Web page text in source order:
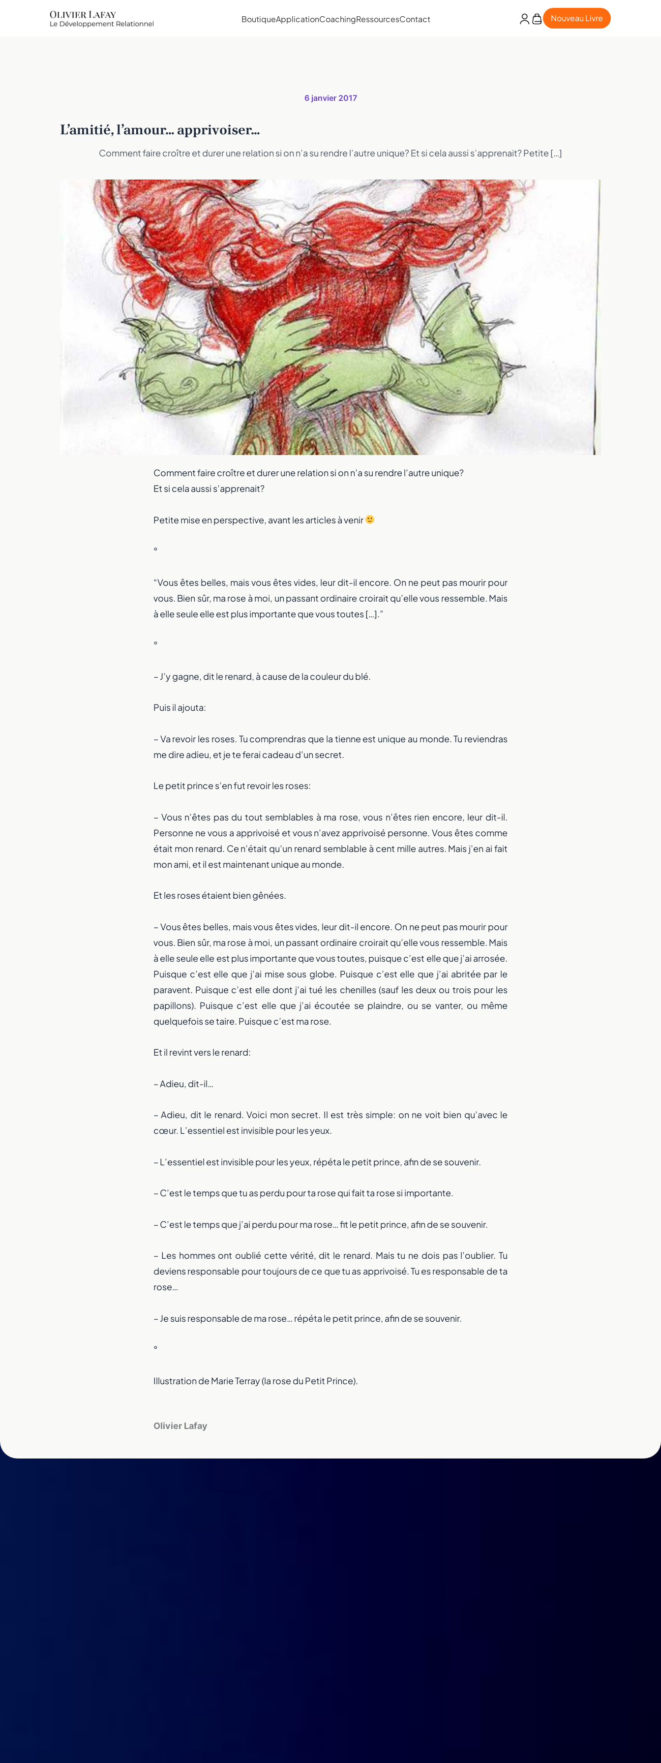
BoutiqueApplicationCoachingRessourcesContact Nouveau Livre
6 janvier 2017
L’amitié, l’amour… apprivoiser…
Comment faire croître et durer une relation si on n’a su rendre l’autre unique? Et si cela aussi s’apprenait? Petite […]
Comment faire croître et durer une relation si on n’a su rendre l’autre unique?
Et si cela aussi s’apprenait?
Petite mise en perspective, avant les articles à venir
°
“Vous êtes belles, mais vous êtes vides, leur dit-il encore. On ne peut pas mourir pour
vous. Bien sûr, ma rose à moi, un passant ordinaire croirait qu’elle vous ressemble. Mais
à elle seule elle est plus importante que vous toutes […].”
°
– J’y gagne, dit le renard, à cause de la couleur du blé.
Puis il ajouta:
– Va revoir les roses. Tu comprendras que la tienne est unique au monde. Tu reviendras
me dire adieu, et je te ferai cadeau d’un secret.
Le petit prince s’en fut revoir les roses:
– Vous n’êtes pas du tout semblables à ma rose, vous n’êtes rien encore, leur dit-il.
Personne ne vous a apprivoisé et vous n’avez apprivoisé personne. Vous êtes comme
était mon renard. Ce n’était qu’un renard semblable à cent mille autres. Mais j’en ai fait
mon ami, et il est maintenant unique au monde.
Et les roses étaient bien gênées.
– Vous êtes belles, mais vous êtes vides, leur dit-il encore. On ne peut pas mourir pour
vous. Bien sûr, ma rose à moi, un passant ordinaire croirait qu’elle vous ressemble. Mais
à elle seule elle est plus importante que vous toutes, puisque c’est elle que j’ai arrosée.
Puisque c’est elle que j’ai mise sous globe. Puisque c’est elle que j’ai abritée par le
paravent. Puisque c’est elle dont j’ai tué les chenilles (sauf les deux ou trois pour les
papillons). Puisque c’est elle que j’ai écoutée se plaindre, ou se vanter, ou même
quelquefois se taire. Puisque c’est ma rose.
Et il revint vers le renard:
– Adieu, dit-il…
– Adieu, dit le renard. Voici mon secret. Il est très simple: on ne voit bien qu’avec le
cœur. L’essentiel est invisible pour les yeux.
– L’essentiel est invisible pour les yeux, répéta le petit prince, afin de se souvenir.
– C’est le temps que tu as perdu pour ta rose qui fait ta rose si importante.
– C’est le temps que j’ai perdu pour ma rose… fit le petit prince, afin de se souvenir.
– Les hommes ont oublié cette vérité, dit le renard. Mais tu ne dois pas l’oublier. Tu
deviens responsable pour toujours de ce que tu as apprivoisé. Tu es responsable de ta
rose…
– Je suis responsable de ma rose… répéta le petit prince, afin de se souvenir.
°
Illustration de Marie Terray (la rose du Petit Prince).
Olivier Lafay
Un nouveau départ à portée de main
Prenez en main votre évolution physique et mentale